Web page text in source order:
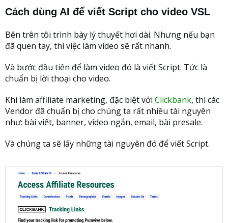
Cách dùng AI để viết Script cho video VSL
Bên trên tôi trình bày lý thuyết hơi dài. Nhưng nếu bạn
đã quen tay, thì việc làm video sẽ rất nhanh.
Và bước đầu tiên để làm video đó là viết Script. Tức là
chuẩn bị lời thoại cho video.
Khi làm affiliate marketing, đặc biệt với Clickbank, thì các
Vendor đã chuẩn bị cho chúng ta rất nhiều tài nguyên
như: bài viết, banner, video ngắn, email, bài presale.
Và chúng ta sẽ lấy những tài nguyên đó để viết Script.